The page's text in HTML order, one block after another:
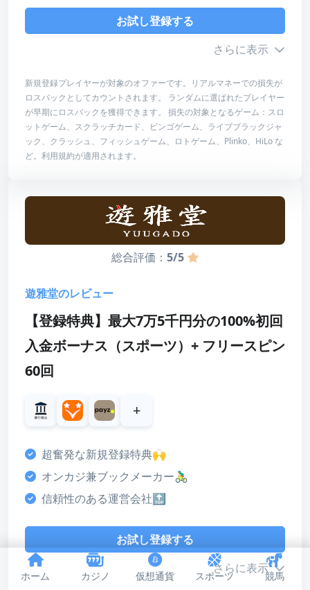
ホーム カジノ 仮想通貨 スポーツ 競馬
総合評価
4
お試し登録する
お試し登録する
さらに表示
ボーナス詳細
最低入金額
-
最高額
賭け条件 賭け条件なし
スコア
ボーナス
カスタマーサポート
決済方法
ライセンス・安全性
デザイン・使いやすさ
4
新規登録プレイヤーが対象のオファーです。リアルマネーでの損失が
ロスバックとしてカウントされます。 ランダムに選ばれたプレイヤー
が早期にロスバックを獲得できます。 損失の対象となるゲーム：スロ
ットゲーム、スクラッチカード、ビンゴゲーム、ライブブラックジャ
ック、クラッシュ、フィッシュゲーム、ロトゲーム、Plinko、HiLo な
ど。利用規約が適用されます。
総合評価： 5/5
遊雅堂のレビュー
【登録特典】最大7万5千円分の100%初回
入金ボーナス（スポーツ）+ フリースピン
60回
+
超奮発な新規登録特典🙌
オンカジ兼ブックメーカー🚴‍♂️
信頼性のある運営会社🔝
お試し登録する
さらに表示